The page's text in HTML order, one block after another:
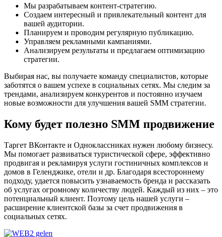
Мы разрабатываем контент-стратегию.
Создаем интересный и привлекательный контент для
вашей аудитории.
Планируем и проводим регулярную публикацию.
Управляем рекламными кампаниями.
Анализируем результаты и предлагаем оптимизацию
стратегии.
Выбирая нас, вы получаете команду специалистов, которые
заботятся о вашем успехе в социальных сетях. Мы следим за
трендами, анализируем конкурентов и постоянно изучаем
новые возможности для улучшения вашей SMM стратегии.
Кому будет полезно SMM продвижение
Таргет ВКонтакте и Одноклассниках нужен любому бизнесу.
Мы помогает развиваться туристической сфере, эффективно
продвигая и рекламируя услуги гостиничных комплексов и
домов в Геленджике, отели и др. Благодаря всестороннему
подходу, удается повысить узнаваемость бренда и рассказать
об услугах огромному количеству людей. Каждый из них – это
потенциальный клиент. Поэтому цель нашей услуги –
расширение клиентской базы за счет продвижения в
социальных сетях.